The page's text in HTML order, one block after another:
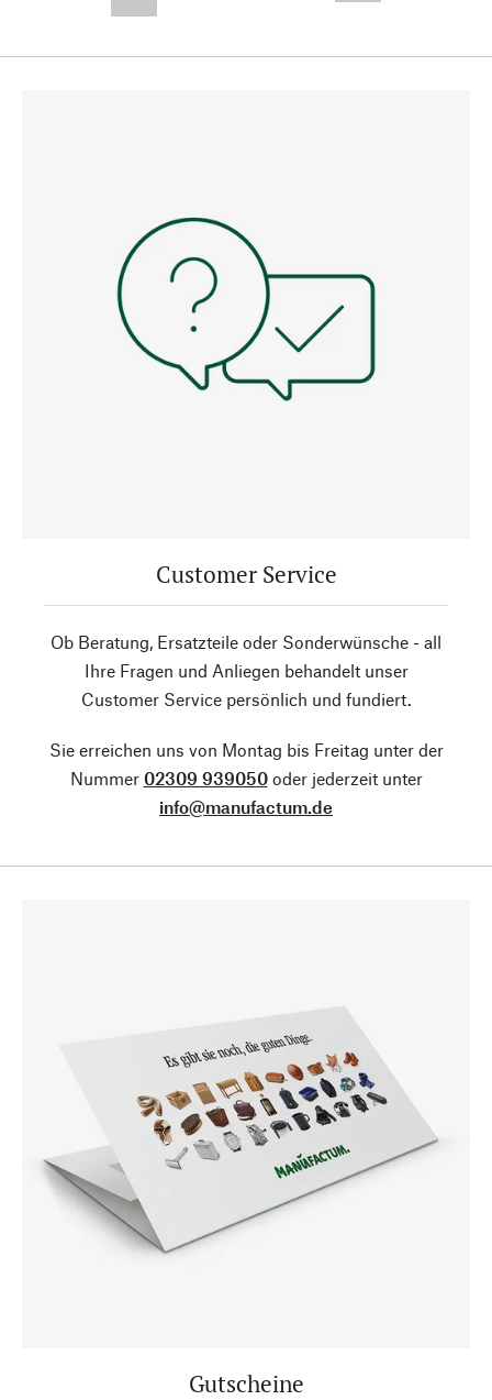
Customer Service
Ob Beratung, Ersatzteile oder Sonderwünsche - all
Ihre Fragen und Anliegen behandelt unser
Customer Service persönlich und fundiert.
Sie erreichen uns von Montag bis Freitag unter der
Nummer 02309 939050oder jederzeit unter
info@manufactum.de
Gutscheine